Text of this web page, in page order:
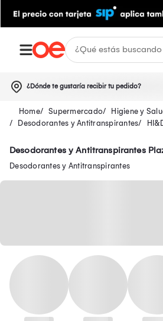
¿Dónde te gustaría recibir tu pedido?
Supermercado Higiene y
Desodorantes y Antitranspirantes
Desodorantes y Antitranspirantes
Desodorantes y Antitranspirantes